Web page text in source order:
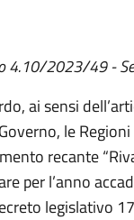
4.10/2023/49 -
ai sensi
le
recante
per l’anno
legislativo